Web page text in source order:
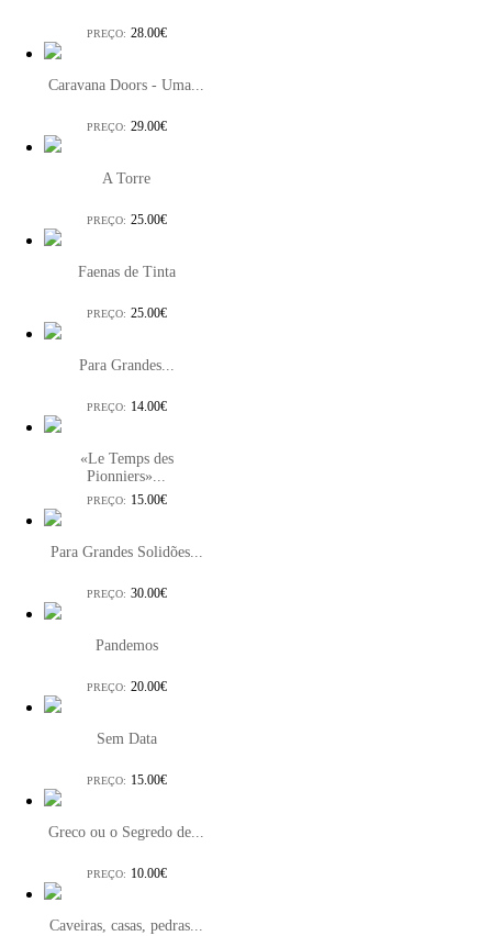
PREÇO: 28.00€
Caravana Doors - Uma...
PREÇO: 29.00€
A Torre
PREÇO: 25.00€
Faenas de Tinta
PREÇO: 25.00€
Para Grandes...
PREÇO: 14.00€
«Le Temps des
Pionniers»...
PREÇO: 15.00€
Para Grandes Solidões...
PREÇO: 30.00€
Pandemos
PREÇO: 20.00€
Sem Data
PREÇO: 15.00€
Greco ou o Segredo de...
PREÇO: 10.00€
Caveiras, casas, pedras...